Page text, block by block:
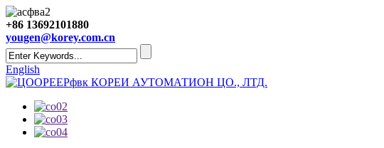
+86 13692101880
yougen@korey.com.cn
English
КОРЕИ АУТОМАТИОН ЦО., ЛТД.